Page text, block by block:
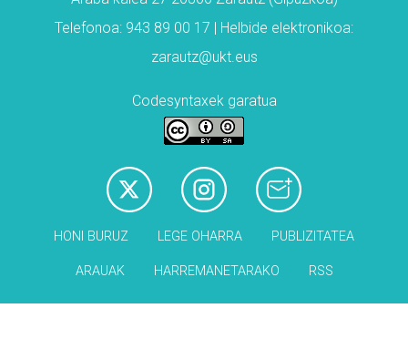
Telefonoa: 943 89 00 17 | Helbide elektronikoa:
zarautz@ukt.eus
Codesyntaxek garatua
HONI BURUZ LEGE OHARRA PUBLIZITATEA
ARAUAK HARREMANETARAKO RSS